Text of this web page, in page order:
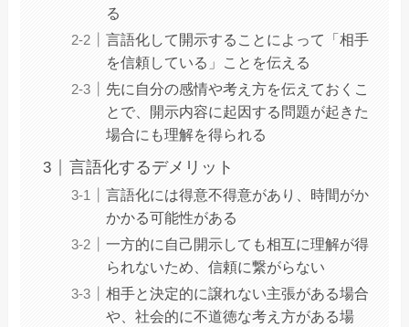
る
言語化して開示することによって「相手
を信頼している」ことを伝える
先に自分の感情や考え方を伝えておくこ
とで、開示内容に起因する問題が起きた
場合にも理解を得られる
言語化するデメリット
言語化には得意不得意があり、時間がか
かかる可能性がある
一方的に自己開示しても相互に理解が得
られないため、信頼に繋がらない
相手と決定的に譲れない主張がある場合
や、社会的に不道徳な考え方がある場